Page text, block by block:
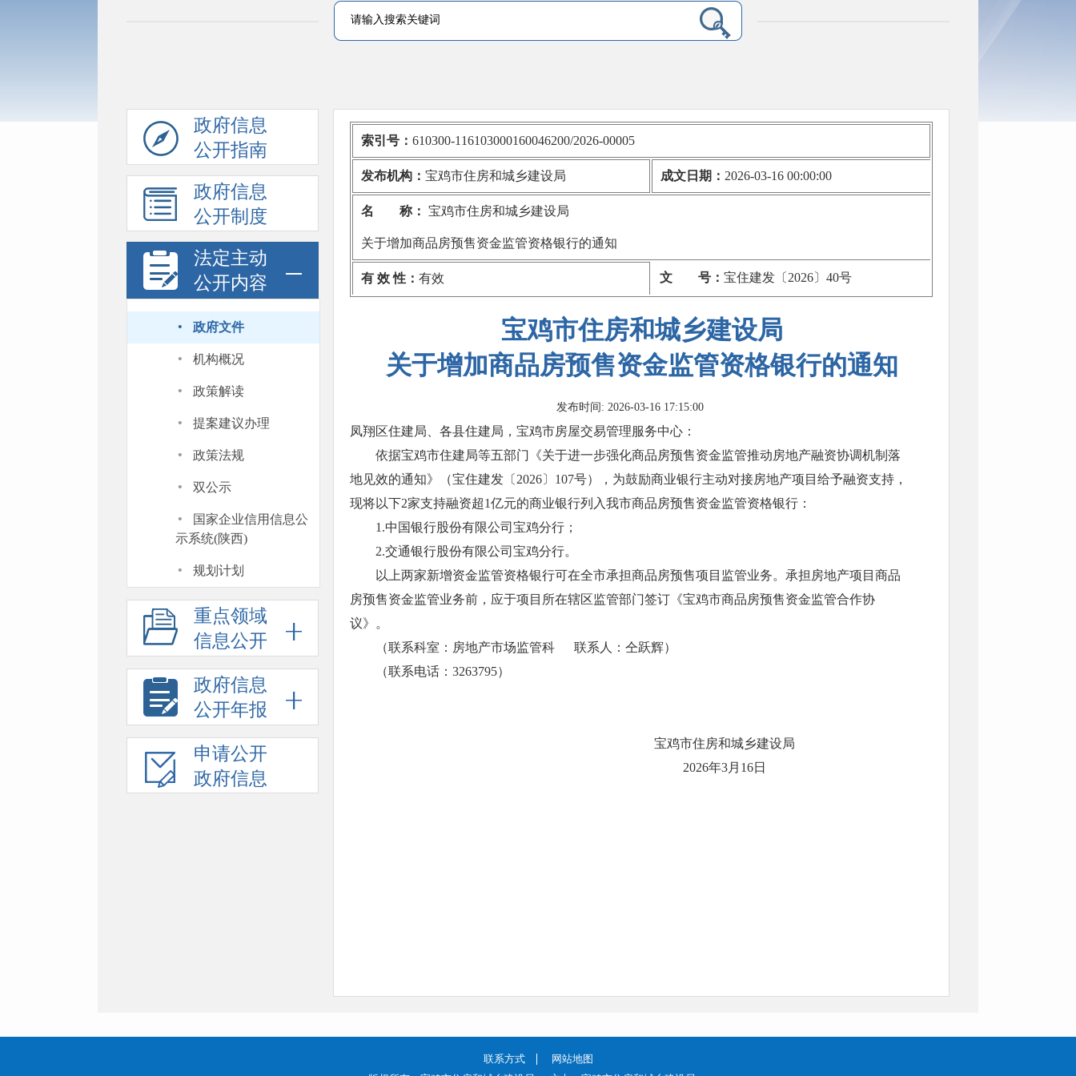
政府信息
公开指南
政府信息
公开制度
法定主动
公开内容
· 政府文件
· 机构概况
· 政策解读
· 提案建议办理
· 政策法规
· 双公示
·
国家企业信用信息公
示系统(陕西)
· 规划计划
重点领域
信息公开
政府信息
公开年报
申请公开
政府信息
索引号： 610300-116103000160046200/2026-00005
发布机构： 宝鸡市住房和城乡建设局 成文日期： 2026-03-16 00:00:00
名 称： 宝鸡市住房和城乡建设局
关于增加商品房预售资金监管资格银行的通知
有 效 性： 有效 文 号： 宝住建发〔2026〕40号
宝鸡市住房和城乡建设局
关于增加商品房预售资金监管资格银行的通知
发布时间: 2026-03-16 17:15:00
凤翔区住建局、各县住建局，宝鸡市房屋交易管理服务中心：
依据宝鸡市住建局等五部门《关于进一步强化商品房预售资金监管推动房地产融资协调机制落
地见效的通知》（宝住建发〔2026〕107号），为鼓励商业银行主动对接房地产项目给予融资支持，
现将以下2家支持融资超1亿元的商业银行列入我市商品房预售资金监管资格银行：
1.中国银行股份有限公司宝鸡分行；
2.交通银行股份有限公司宝鸡分行。
以上两家新增资金监管资格银行可在全市承担商品房预售项目监管业务。承担房地产项目商品
房预售资金监管业务前，应于项目所在辖区监管部门签订《宝鸡市商品房预售资金监管合作协
议》。
（联系科室：房地产市场监管科 联系人：仝跃辉）
（联系电话：3263795）
宝鸡市住房和城乡建设局
2026年3月16日
联系方式
网站地图